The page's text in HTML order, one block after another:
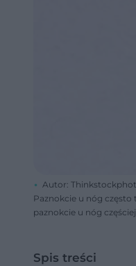
Autor:
Paznokcie u nóg
paznokcie u nóg
Spis treści